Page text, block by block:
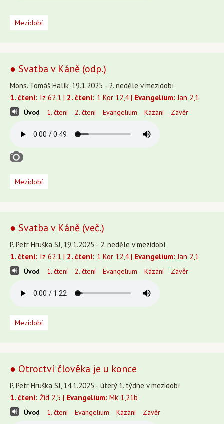
Mezidobí
● Svatba v Káně (odp.)
Mons. Tomáš Halík, 19.1.2025 - 2. neděle v mezidobí
1. čtení: Iz 62,1 | 2. čtení: 1 Kor 12,4 | Evangelium: Jan 2,1
Úvod 1. čtení 2. čtení Evangelium Kázání Závěr
Mezidobí
● Svatba v Káně (več.)
P. Petr Hruška SJ, 19.1.2025 - 2. neděle v mezidobí
1. čtení: Iz 62,1 | 2. čtení: 1 Kor 12,4 | Evangelium: Jan 2,1
Úvod 1. čtení 2. čtení Evangelium Kázání Závěr
Mezidobí
● Otroctví člověka je u konce
P. Petr Hruška SJ, 14.1.2025 - úterý 1. týdne v mezidobí
1. čtení: Žid 2,5 | Evangelium: Mk 1,21b
Úvod 1. čtení Evangelium Kázání Závěr